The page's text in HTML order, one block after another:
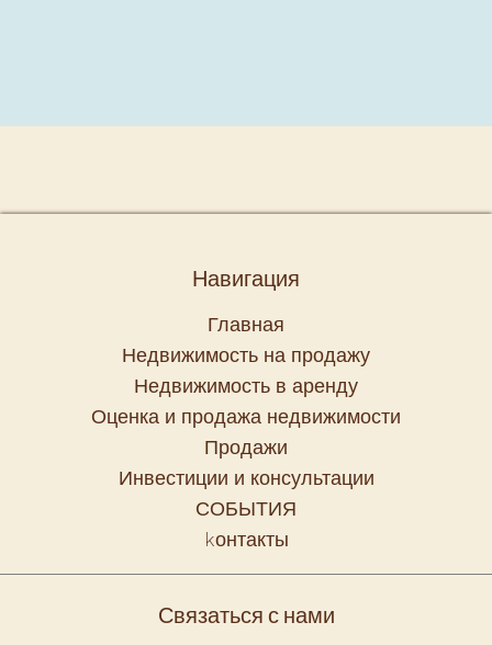
Навигация
Главная
Недвижимость на продажу
Недвижимость в аренду
Оценка и продажа недвижимости
Продажи
Инвестиции и консультации
СОБЫТИЯ
kонтакты
Связаться с нами